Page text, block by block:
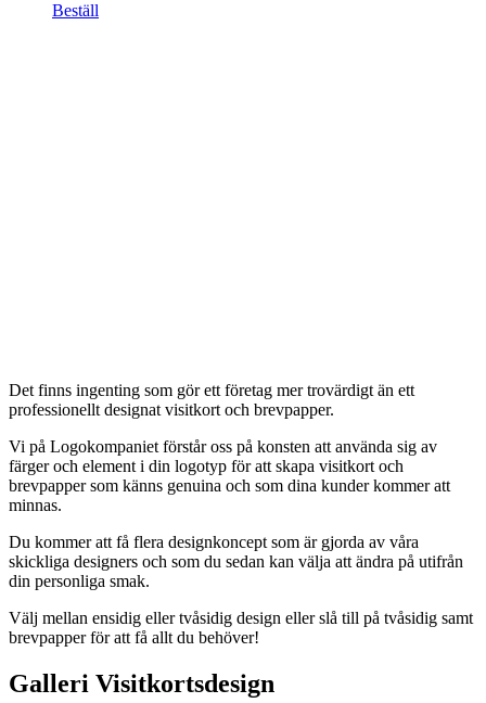
Beställ
Det finns ingenting som gör ett företag mer trovärdigt än ett
professionellt designat visitkort och brevpapper.
Vi på Logokompaniet förstår oss på konsten att använda sig av
färger och element i din logotyp för att skapa visitkort och
brevpapper som känns genuina och som dina kunder kommer att
minnas.
Du kommer att få flera designkoncept som är gjorda av våra
skickliga designers och som du sedan kan välja att ändra på utifrån
din personliga smak.
Välj mellan ensidig eller tvåsidig design eller slå till på tvåsidig samt
brevpapper för att få allt du behöver!
Galleri Visitkortsdesign